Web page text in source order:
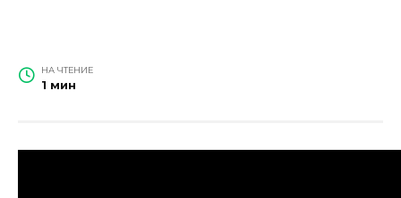
НА ЧТЕНИЕ
1 мин